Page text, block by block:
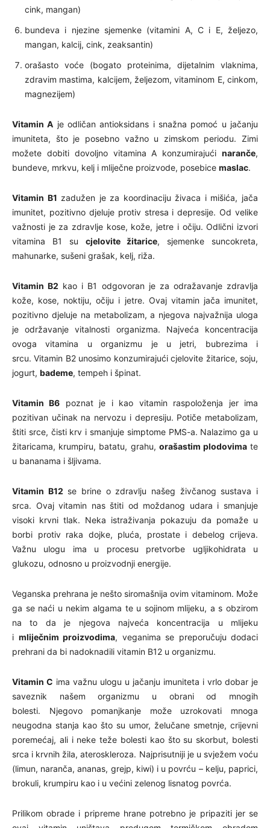
cink, mangan)
bundeva i njezine sjemenke (vitamini A, C i E, željezo,
mangan, kalcij, cink, zeaksantin)
orašasto voće (bogato proteinima, dijetalnim vlaknima,
zdravim mastima, kalcijem, željezom, vitaminom E, cinkom,
magnezijem)
Vitamin A je odličan antioksidans i snažna pomoć u jačanju
imuniteta, što je posebno važno u zimskom periodu. Zimi
možete dobiti dovoljno vitamina A konzumirajući naranče,
bundeve, mrkvu, kelj i mliječne proizvode, posebice maslac.
Vitamin B1 zadužen je za koordinaciju živaca i mišića, jača
imunitet, pozitivno djeluje protiv stresa i depresije. Od velike
važnosti je za zdravlje kose, kože, jetre i očiju. Odlični izvori
vitamina B1 su cjelovite žitarice, sjemenke suncokreta,
mahunarke, sušeni grašak, kelj, riža.
Vitamin B2 kao i B1 odgovoran je za odražavanje zdravlja
kože, kose, noktiju, očiju i jetre. Ovaj vitamin jača imunitet,
pozitivno djeluje na metabolizam, a njegova najvažnija uloga
je održavanje vitalnosti organizma. Najveća koncentracija
ovoga vitamina u organizmu je u jetri, bubrezima i
srcu. Vitamin B2 unosimo konzumirajući cjelovite žitarice, soju,
jogurt, bademe, tempeh i špinat.
Vitamin B6 poznat je i kao vitamin raspoloženja jer ima
pozitivan učinak na nervozu i depresiju. Potiče metabolizam,
štiti srce, čisti krv i smanjuje simptome PMS-a. Nalazimo ga u
žitaricama, krumpiru, batatu, grahu, orašastim plodovimate
u bananama i šljivama.
Vitamin B12 se brine o zdravlju našeg živčanog sustava i
srca. Ovaj vitamin nas štiti od moždanog udara i smanjuje
visoki krvni tlak. Neka istraživanja pokazuju da pomaže u
borbi protiv raka dojke, pluća, prostate i debelog crijeva.
Važnu ulogu ima u procesu pretvorbe ugljikohidrata u
glukozu, odnosno u proizvodnji energije.
Veganska prehrana je nešto siromašnija ovim vitaminom. Može
ga se naći u nekim algama te u sojinom mlijeku, a s obzirom
na to da je njegova najveća koncentracija u mlijeku
i mliječnim proizvodima, veganima se preporučuju dodaci
prehrani da bi nadoknadili vitamin B12 u organizmu.
Vitamin C ima važnu ulogu u jačanju imuniteta i vrlo dobar je
saveznik našem organizmu u obrani od mnogih
bolesti. Njegovo pomanjkanje može uzrokovati mnoga
neugodna stanja kao što su umor, želučane smetnje, crijevni
poremećaj, ali i neke teže bolesti kao što su skorbut, bolesti
srca i krvnih žila, ateroskleroza. Najprisutniji je u svježem voću
(limun, naranča, ananas, grejp, kiwi) i u povrću – kelju, paprici,
brokuli, krumpiru kao i u većini zelenog lisnatog povrća.
Prilikom obrade i pripreme hrane potrebno je pripaziti jer se